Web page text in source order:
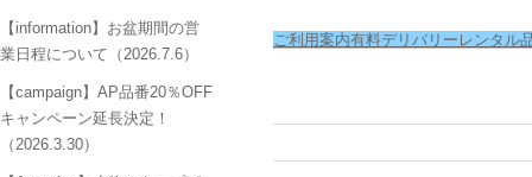
ご利用案内有料デリバリー レンタル
【information】お盆期間の営
業日程について（2026.7.6）
【campaign】AP品番20％OFF
キャンペーン延長決定！
（2026.3.30）